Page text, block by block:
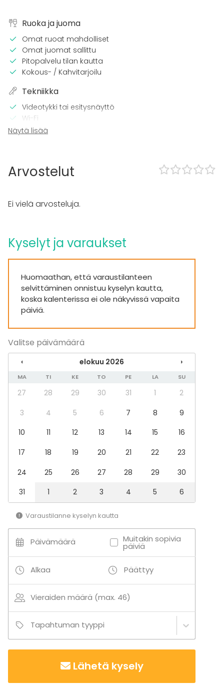
Ruoka ja juoma
Omat ruoat mahdolliset
Omat juomat sallittu
Pitopalvelu tilan kautta
Kokous- / Kahvitarjoilu
Tekniikka
Videotykki tai esitysnäyttö
Wi-Fi
Tilaan kuuluu
Fläppi- / Valkotaulu
Häät
Saunailta
Kokous
Seminaari / konferenssi
Messut
Esitys / näytös
Elämys / aktiviteetti
Pikkujoulut
Tilatyypit
Juhlasali
Kartano / Huvila
Näytä lisää
Arvostelut
Ei vielä arvosteluja.
Kyselyt ja varaukset
Huomaathan, että varaustilanteen
selvittäminen onnistuu kyselyn kautta,
koska kalenterissa ei ole näkyvissä vapaita
päiviä.
Valitse päivämäärä
‹ elokuu 2026 ›
MA TI KE TO PE LA SU
27 28 29 30 31 1
2
3
4 5 6 7 8
9
10
11 12 13 14 15
16
17
18 19 20 21 22
23
24
25 26 27 28 29
30
31
1 2 3 4 5 6
Varaustilanne kyselyn kautta
Päivämäärä Muitakin sopivia
päiviä
Alkaa Päättyy
Vieraiden määrä (max. 46)
Tapahtuman tyyppi
Lähetä kysely